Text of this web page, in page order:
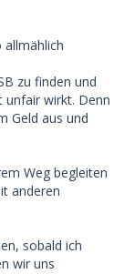
zu finden und
unfair wirkt. Denn
Geld aus und
Weg begleiten
anderen
sobald ich
wir uns